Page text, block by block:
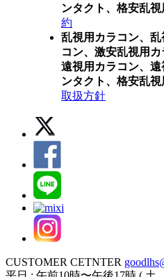
ンタクト、格安乱
約
乱視用カラコン、
コン、激安乱視用カ
遠視用カラコン、
ンタクト、格安乱
取扱方針
CUSTOMER CETNTER